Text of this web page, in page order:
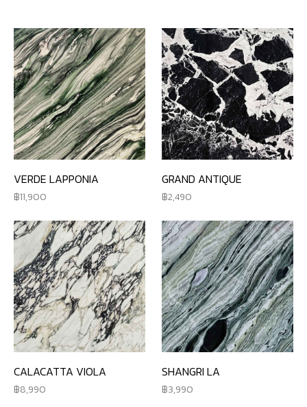
VERDE LAPPONIA
11,900
GRAND ANTIQUE
2,490
CALACATTA VIOLA
8,990
SHANGRI LA
3,990